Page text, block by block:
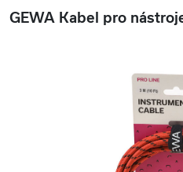
GEWA Kabel pro